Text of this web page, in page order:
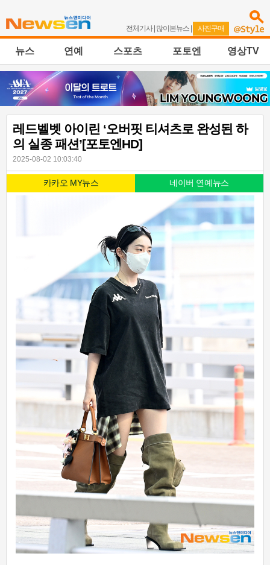
전체기사| 많이본뉴스 | 사진구매
뉴스 연예 스포츠 포토엔 영상TV
레드벨벳 아이린 ‘오버핏 티셔츠로 완성된 하
의 실종 패션’[포토엔HD]
2025-08-02 10:03:40
카카오 MY뉴스 네이버 연예뉴스